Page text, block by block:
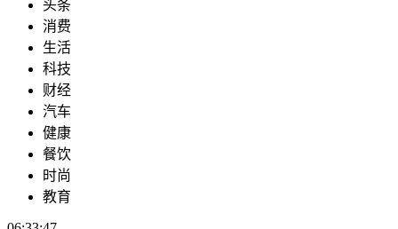
头条
消费
生活
科技
财经
汽车
健康
餐饮
时尚
教育